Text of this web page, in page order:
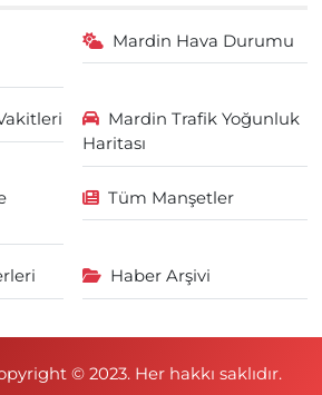
Mardin Hava Durumu
Mardin Trafik Yoğunluk
Haritası
Tüm Manşetler
Haber Arşivi
© 2023. Her hakkı saklıdır.